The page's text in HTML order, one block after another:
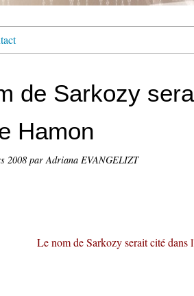
de Sarkozy
Hamon
2008 par Adriana EVANGELIZT
Le nom de Sarkozy serait cité dans